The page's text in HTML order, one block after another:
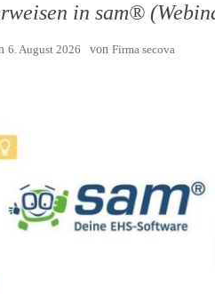
in sam®
6. August 2026 von Firma secova